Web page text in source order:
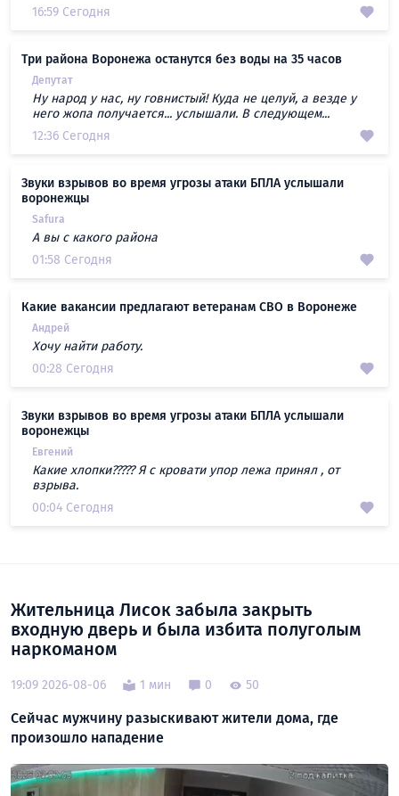
16:59 Сегодня
Три района Воронежа останутся без воды на 35 часов
Депутат
Ну народ у нас, ну говнистый! Куда не целуй, а везде у
него жопа получается... услышали. В следующем...
12:36 Сегодня
Звуки взрывов во время угрозы атаки БПЛА услышали
воронежцы
Safura
А вы с какого района
01:58 Сегодня
Какие вакансии предлагают ветеранам СВО в Воронеже
Андрей
Хочу найти работу.
00:28 Сегодня
Звуки взрывов во время угрозы атаки БПЛА услышали
воронежцы
Евгений
Какие хлопки????? Я с кровати упор лежа принял , от
взрыва.
00:04 Сегодня
Жительница Лисок забыла закрыть
входную дверь и была избита полуголым
наркоманом
19:09 2026-08-06 1 мин 0 50
Сейчас мужчину разыскивают жители дома, где
произошло нападение